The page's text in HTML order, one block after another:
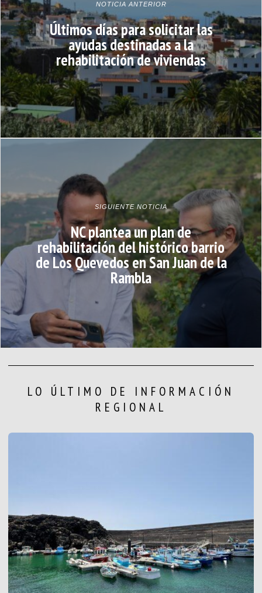
NOTICIA ANTERIOR
Últimos días para solicitar las
ayudas destinadas a la
rehabilitación de viviendas
SIGUIENTE NOTICIA
NC plantea un plan de
rehabilitación del histórico barrio
de Los Quevedos en San Juan de la
Rambla
LO ÚLTIMO DE INFORMACIÓN
REGIONAL